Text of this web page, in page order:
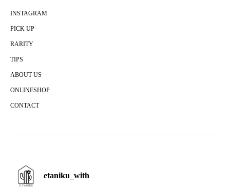
INSTAGRAM
PICK UP
RARITY
TIPS
ABOUT US
ONLINESHOP
CONTACT
etaniku_with